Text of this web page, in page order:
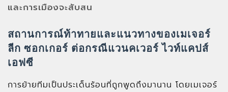
และการเมืองจะสับสน
สถานการณ์ท้าทายและแนวทางของเมเจอร์
ลีก ซอกเกอร์ ต่อกรณีแวนคเวอร์ ไวท์แคปส์
เอฟซี
การย้ายทีมเป็นประเด็นร้อนที่ถูกพูดถึงมานาน โดยเมเจอร์